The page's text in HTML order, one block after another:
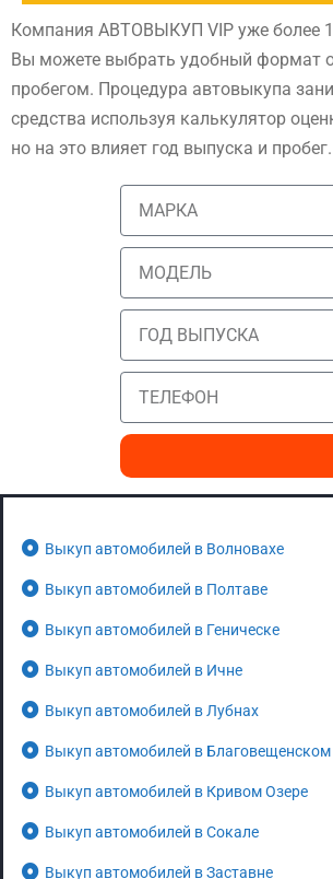
Компания АВТОВЫКУП VIP уже более
Вы можете выбрать удобный формат
пробегом. Процедура автовыкупа
средства используя калькулятор
но на это влияет год выпуска и пробег.
Выкуп автомобилей в Волновахе
Выкуп автомобилей в Полтаве
Выкуп автомобилей в Геническе
Выкуп автомобилей в Ичне
Выкуп автомобилей в Лубнах
Выкуп автомобилей в Благовещенском
Выкуп автомобилей в Кривом Озере
Выкуп автомобилей в Сокале
Выкуп автомобилей в Заставне